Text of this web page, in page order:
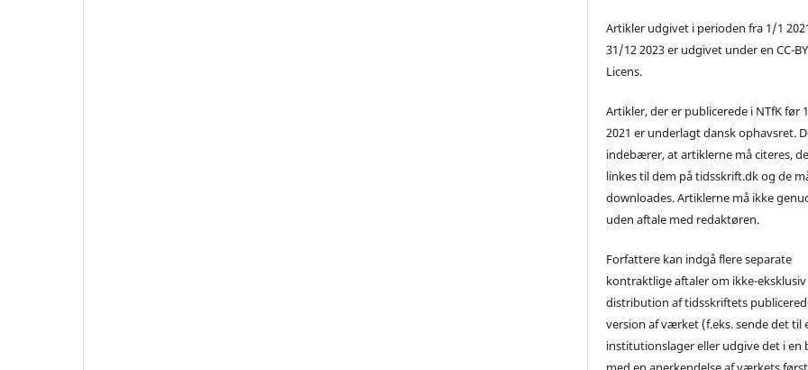
Artikler udgivet i perioden fra 1/1
31/12 2023 er udgivet under en CC-
Licens.
Artikler, der er publicerede i NTfK før
2021 er underlagt dansk ophavsret.
indebærer, at artiklerne må citeres,
linkes til dem på tidsskrift.dk og de
downloades. Artiklerne må ikke
uden aftale med redaktøren.
Forfattere kan indgå flere separate
kontraktlige aftaler om ikke-eksklusiv
distribution af tidsskriftets
version af værket (f.eks. sende det til
institutionslager eller udgive det i en